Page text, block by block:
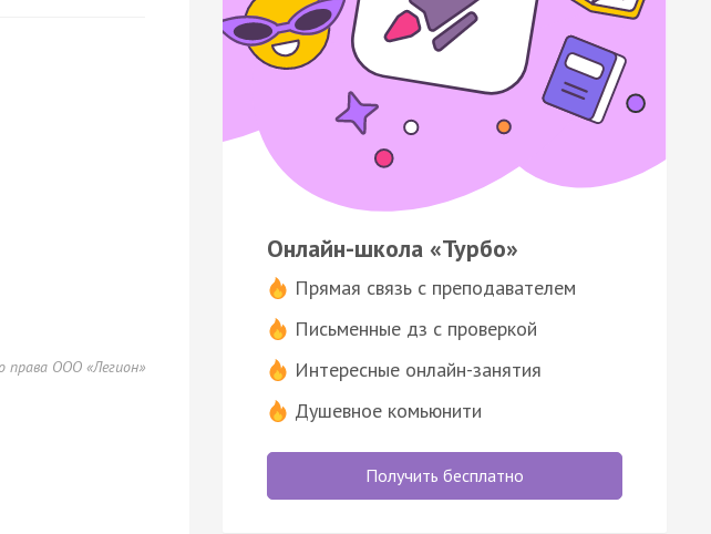
права ООО «Легион»
Онлайн-школа «Турбо»
Прямая связь с преподавателем
Письменные дз с проверкой
Интересные онлайн-занятия
Душевное комьюнити
Получить бесплатно